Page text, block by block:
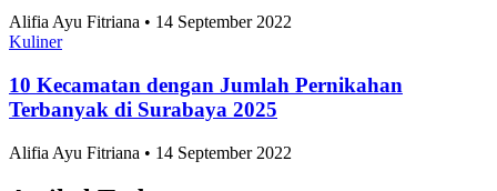
Alifia Ayu Fitriana • 14 September 2022
Kuliner
10 Kecamatan dengan Jumlah Pernikahan
Terbanyak di Surabaya 2025
Alifia Ayu Fitriana • 14 September 2022